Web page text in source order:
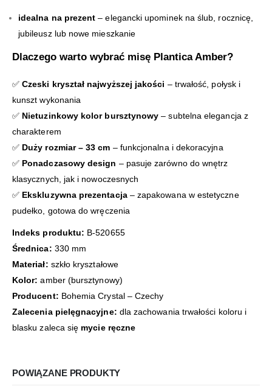
idealna na prezent – elegancki upominek na ślub, rocznicę,
jubileusz lub nowe mieszkanie
Dlaczego warto wybrać misę Plantica Amber?
✅Czeski kryształ najwyższej jakości – trwałość, połysk i
kunszt wykonania
✅ Nietuzinkowy kolor bursztynowy – subtelna elegancja z
charakterem
✅ Duży rozmiar – 33 cm – funkcjonalna i dekoracyjna
✅ Ponadczasowy design – pasuje zarówno do wnętrz
klasycznych, jak i nowoczesnych
✅ Ekskluzywna prezentacja– zapakowana w estetyczne
pudełko, gotowa do wręczenia
Indeks produktu: B-520655
Średnica: 330 mm
Materiał: szkło kryształowe
Kolor: amber (bursztynowy)
Producent: Bohemia Crystal – Czechy
Zalecenia pielęgnacyjne: dla zachowania trwałości koloru i
blasku zaleca się mycie ręczne
POWIĄZANE PRODUKTY